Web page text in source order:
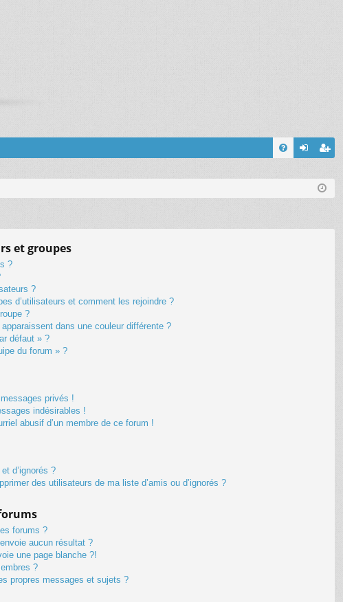
on
nr
ist
et groupes
?
?
d’utilisateurs et comment les rejoindre ?
?
dans une couleur différente ?
défaut » ?
du forum » ?
privés !
indésirables !
abusif d’un membre de ce forum !
d’ignorés ?
des utilisateurs de ma liste d’amis ou d’ignorés ?
forums ?
aucun résultat ?
une page blanche ?!
?
propres messages et sujets ?